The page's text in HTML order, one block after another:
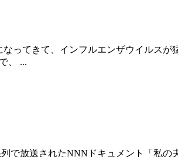
ってきて、インフルエンザウイルスが
、 ...
放送されたNNNドキュメント「私の